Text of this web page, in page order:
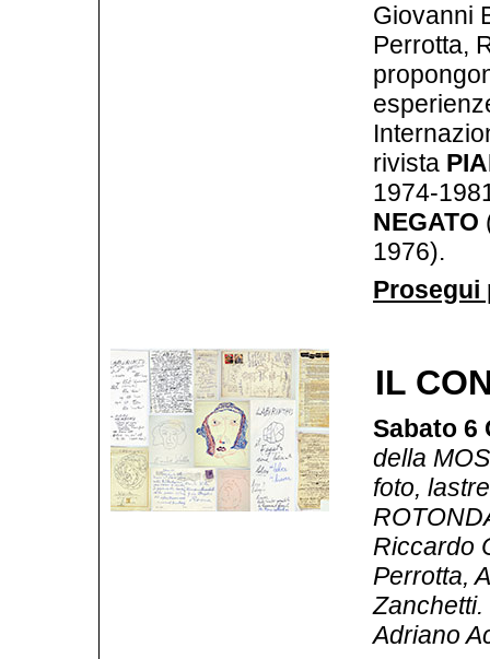
Giovanni
Perrotta,
rivista
1974-
NEGATO
1976).
Prosegui
IL
Sabato 6
della
foto,
Riccardo
Perrotta,
Adriano